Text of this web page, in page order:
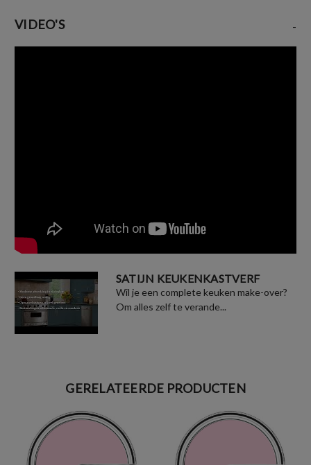
VIDEO'S -
SATIJN KEUKENKASTVERF
Wil je een complete keuken make-over?
Om alles zelf te verande...
GERELATEERDE PRODUCTEN